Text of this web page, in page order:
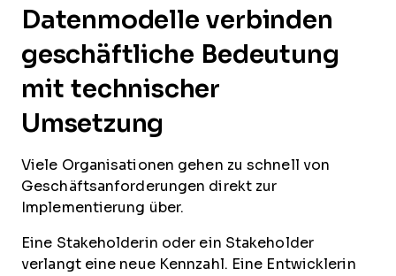
Datenmodelle verbinden
geschäftliche Bedeutung
mit technischer
Umsetzung
Viele Organisationen gehen zu schnell von
Geschäftsanforderungen direkt zur
Implementierung über.
Eine Stakeholderin oder ein Stakeholder
verlangt eine neue Kennzahl. Eine Entwicklerin